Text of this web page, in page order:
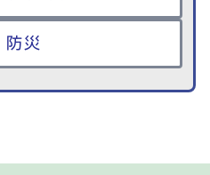
防災